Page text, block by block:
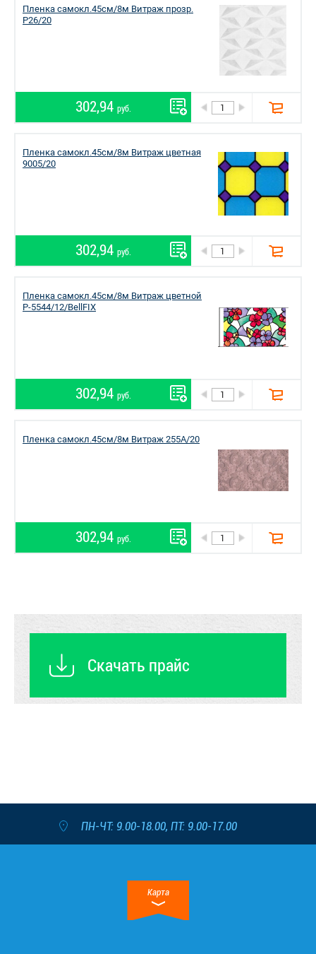
Пленка самокл.45см/8м Витраж прозр.
P26/20
302,94 руб.
Пленка самокл.45см/8м Витраж цветная
9005/20
302,94 руб.
Пленка самокл.45см/8м Витраж цветной
P-5544/12/BellFIX
302,94 руб.
Пленка самокл.45см/8м Витраж 255A/20
302,94 руб.
Скачать прайс
ПН-ЧТ: 9.00-18.00, ПТ: 9.00-17.00
Карта